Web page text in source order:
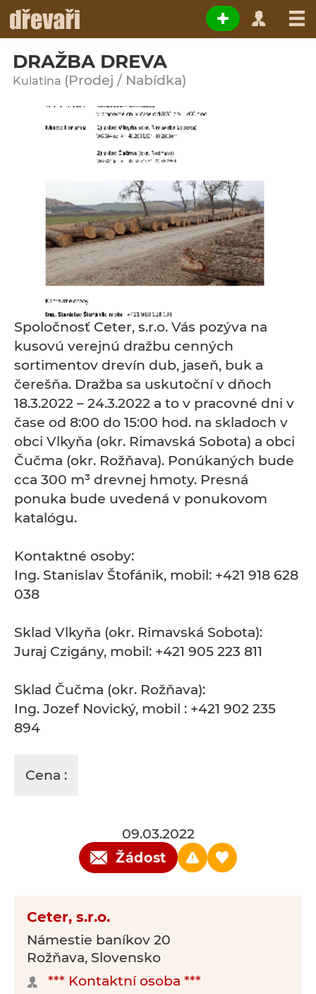
DRAŽBA DREVA
Kulatina (Prodej / Nabídka)
Spoločnosť Ceter, s.r.o. Vás pozýva na
kusovú verejnú dražbu cenných
sortimentov drevín dub, jaseň, buk a
čerešňa. Dražba sa uskutoční v dňoch
18.3.2022 – 24.3.2022 a to v pracovné dni v
čase od 8:00 do 15:00 hod. na skladoch v
obci Vlkyňa (okr. Rimavská Sobota) a obci
Čučma (okr. Rožňava). Ponúkaných bude
cca 300 m³ drevnej hmoty. Presná
ponuka bude uvedená v ponukovom
katalógu.
Kontaktné osoby:
Ing. Stanislav Štofánik, mobil: +421 918 628
038
Sklad Vlkyňa (okr. Rimavská Sobota):
Juraj Czigány, mobil: +421 905 223 811
Sklad Čučma (okr. Rožňava):
Ing. Jozef Novický, mobil : +421 902 235
894
Cena :
09.03.2022
Žádost
Ceter, s.r.o.
Námestie baníkov 20
Rožňava, Slovensko
*** Kontaktní osoba ***